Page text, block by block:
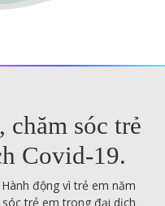
thể bảo vệ
đến 1 tuổi